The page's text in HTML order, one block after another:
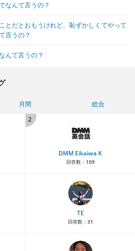
なんて言うの？
とだとおもうけれど、恥ずかしくてやって
言うの？
んて言うの？
月間
総合
2
DMM Eikaiwa K
回答数： 109
TE
回答数： 31